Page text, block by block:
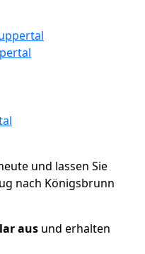
und lassen Sie
nach Königsbrunn
aus und erhalten